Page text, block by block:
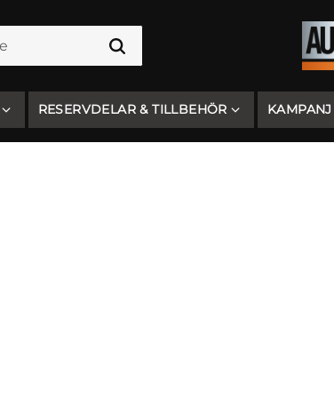
RESERVDELAR & TILLBEHÖR KAMPANJ